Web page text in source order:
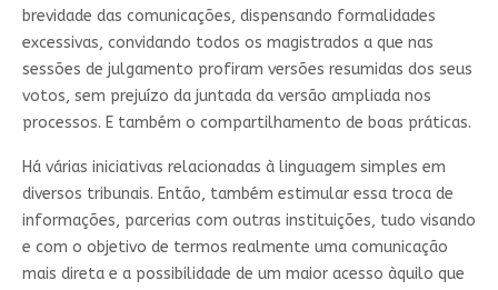
brevidade das comunicações, dispensando formalidades
excessivas, convidando todos os magistrados a que nas
sessões de julgamento profiram versões resumidas dos seus
votos, sem prejuízo da juntada da versão ampliada nos
processos. E também o compartilhamento de boas práticas.
Há várias iniciativas relacionadas à linguagem simples em
diversos tribunais. Então, também estimular essa troca de
informações, parcerias com outras instituições, tudo visando
e com o objetivo de termos realmente uma comunicação
mais direta e a possibilidade de um maior acesso àquilo que